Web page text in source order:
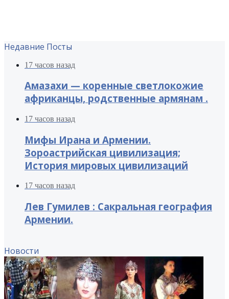
Недавние Посты
17 часов назад
Амазахи — коренные светлокожие
африканцы, родственные армянам .
17 часов назад
Мифы Ирана и Армении.
Зороастрийская цивилизация;
История мировых цивилизаций
17 часов назад
Лев Гумилев : Сакральная география
Армении.
Новости